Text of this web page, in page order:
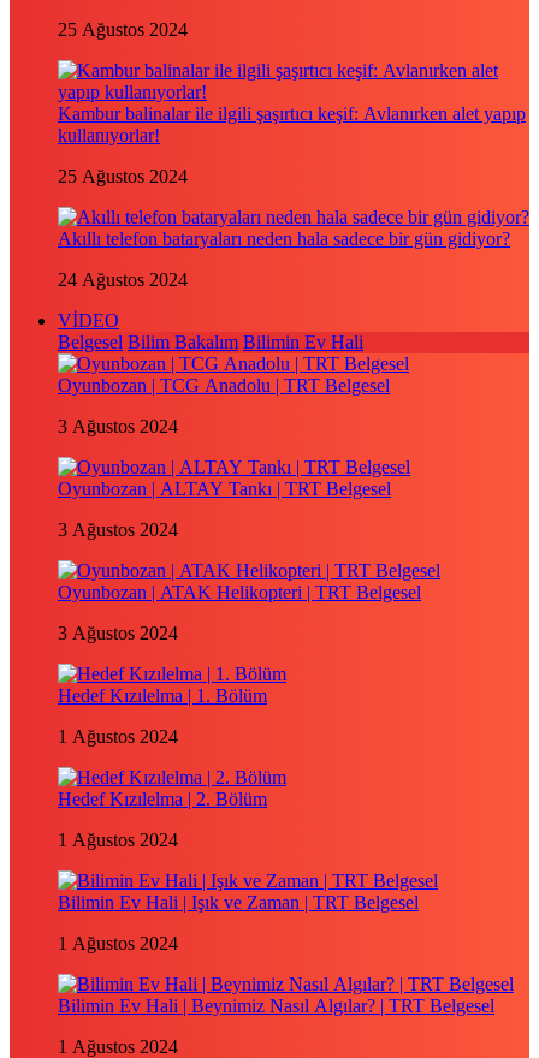
25 Ağustos 2024
Kambur balinalar ile ilgili şaşırtıcı keşif: Avlanırken alet yapıp
kullanıyorlar!
25 Ağustos 2024
Akıllı telefon bataryaları neden hala sadece bir gün gidiyor?
24 Ağustos 2024
VİDEO
Belgesel Bilim Bakalım Bilimin Ev Hali
Oyunbozan | TCG Anadolu | TRT Belgesel
3 Ağustos 2024
Oyunbozan | ALTAY Tankı | TRT Belgesel
3 Ağustos 2024
Oyunbozan | ATAK Helikopteri | TRT Belgesel
3 Ağustos 2024
Hedef Kızılelma | 1. Bölüm
1 Ağustos 2024
Hedef Kızılelma | 2. Bölüm
1 Ağustos 2024
Bilimin Ev Hali | Işık ve Zaman | TRT Belgesel
1 Ağustos 2024
Bilimin Ev Hali | Beynimiz Nasıl Algılar? | TRT Belgesel
1 Ağustos 2024